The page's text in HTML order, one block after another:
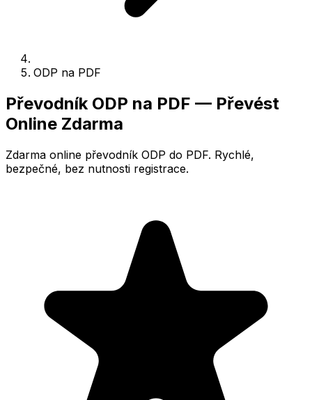
ODP na PDF
Převodník ODP na PDF — Převést
Online Zdarma
Zdarma online převodník ODP do PDF. Rychlé,
bezpečné, bez nutnosti registrace.